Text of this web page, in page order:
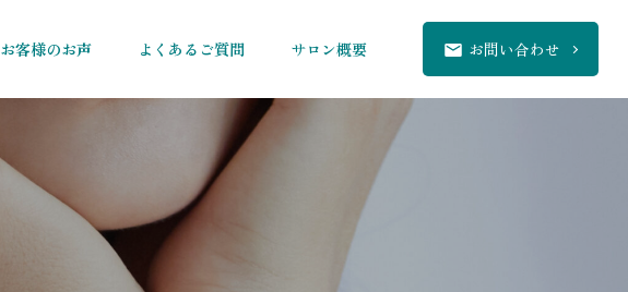
お客様のお声 よくあるご質問 サロン概要 お問い合わせ